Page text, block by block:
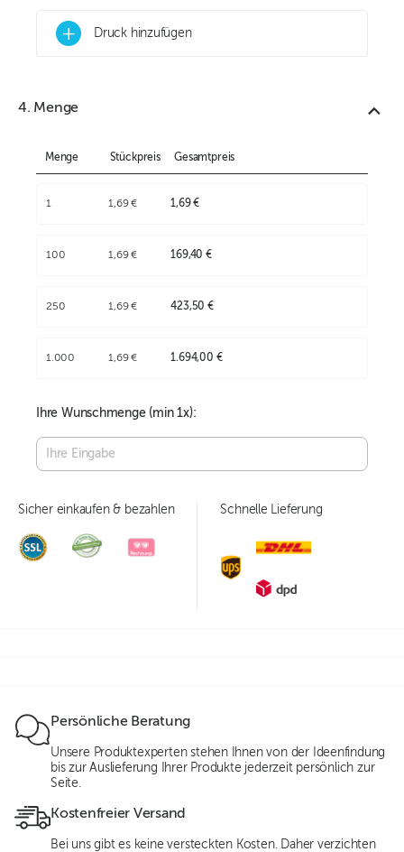
+ Druck hinzufügen
4. Menge
Menge Stückpreis Gesamtpreis
1 1,69 € 1,69 €
100 1,69 € 169,40 €
250 1,69 € 423,50 €
1.000 1,69 € 1.694,00 €
Ihre Wunschmenge (min1x):
Sicher einkaufen & bezahlen Schnelle Lieferung
Persönliche Beratung
Unsere Produktexperten stehen Ihnen von der Ideenfindung
bis zur Auslieferung Ihrer Produkte jederzeit persönlich zur
Seite.
Kostenfreier Versand
Bei uns gibt es keine versteckten Kosten. Daher verzichten